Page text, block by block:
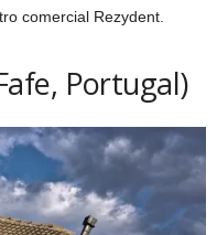
comercial Rezydent.
Portugal)